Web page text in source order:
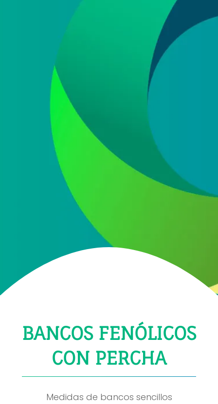
He leído y acepto la
política de protección de
Acepto recibir información comercial sobre las ofertas
y promociones de nuestra empresa (NET QUINTOS, S.L.)
relacionadas con nuestro sector en base a nuestra
política de protección de datos
BANCOS FENÓLICOS
CON PERCHA
Medidas de bancos sencillos